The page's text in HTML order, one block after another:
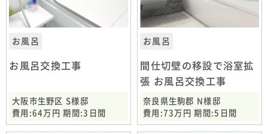
お風呂
お風呂交換工事
大阪市生野区 S様邸
費用:64万円 期間:3日間
お風呂
間仕切壁の移設で浴室拡
張 お風呂交換工事
奈良県生駒郡 N様邸
費用:73万円 期間:5日間